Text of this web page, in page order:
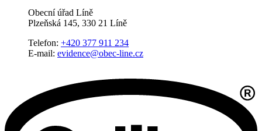
Obecní úřad Líně
Plzeňská 145, 330 21 Líně
Telefon: +420 377 911 234
E-mail: evidence@obec-line.cz